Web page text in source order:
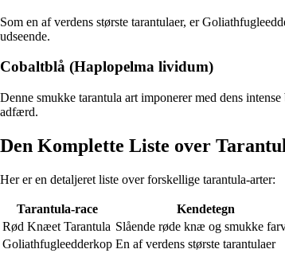
Som en af verdens største tarantulaer, er
udseende.
Cobaltblå (Haplopelma lividum)
Denne smukke tarantula art imponerer med dens
adfærd.
Den Komplette Liste over
Her er en detaljeret liste over forskellige tarantula-arter:
Tarantula-race
Kendetegn
Rød Knæet Tarantula Slående røde knæ og smukke
Goliathfugleedderkop En af verdens største tarantulaer